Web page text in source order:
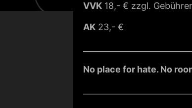
VVK 18,- € zzgl.
AK 23,- €
No place for hate. No